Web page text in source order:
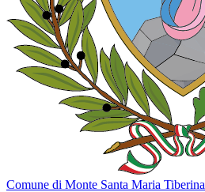
Comune di Monte Santa Maria Tiberina